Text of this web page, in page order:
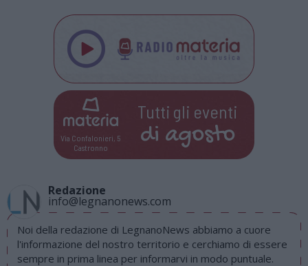
Via Confalonieri, 5
Castronno
Tutti gli eventi
di agosto
Redazione
info@legnanonews.com
Noi della redazione di LegnanoNews abbiamo a cuore
l'informazione del nostro territorio e cerchiamo di essere
sempre in prima linea per informarvi in modo puntuale.